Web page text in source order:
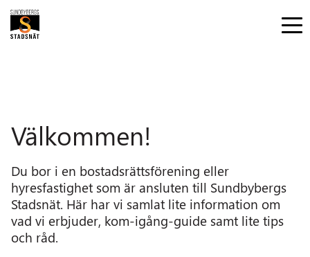
Välkommen!
Du bor i en bostadsrättsförening eller
hyresfastighet som är ansluten till Sundbybergs
Stadsnät. Här har vi samlat lite information om
vad vi erbjuder, kom-igång-guide samt lite tips
och råd.